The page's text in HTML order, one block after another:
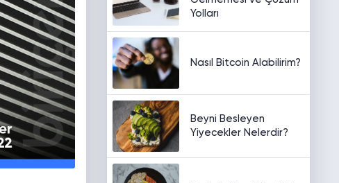
Yolları
Nasıl Bitcoin Alabilirim?
Beyni Besleyen
Yiyecekler Nelerdir?